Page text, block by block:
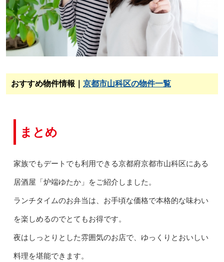
おすすめ物件情報｜ 京都市山科区の物件一覧
まとめ
家族でもデートでも利用できる京都府京都市山科区にある
居酒屋「炉端ゆたか」をご紹介しました。
ランチタイムのお弁当は、お手頃な価格で本格的な味わい
を楽しめるのでとてもお得です。
夜はしっとりとした雰囲気のお店で、ゆっくりとおいしい
料理を堪能できます。